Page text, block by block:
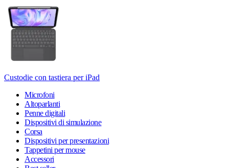
Custodie con tastiera per iPad
Microfoni
Altoparlanti
Penne digitali
Dispositivi di simulazione
Corsa
Dispositivi per presentazioni
Tappetini per mouse
Accessori